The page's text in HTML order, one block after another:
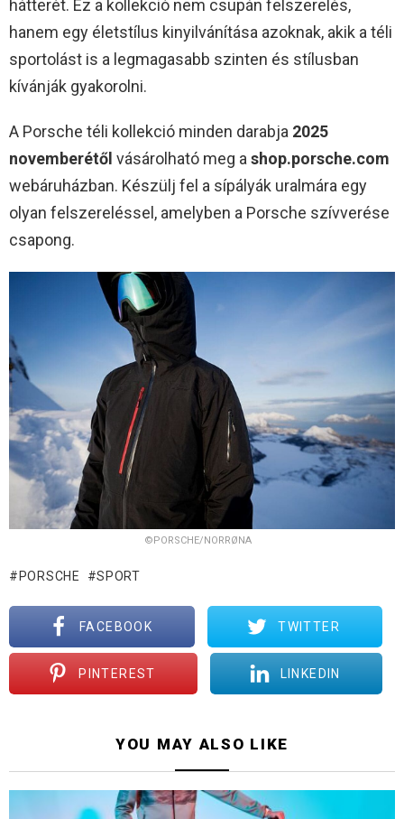
hátterét. Ez a kollekció nem csupán felszerelés,
hanem egy életstílus kinyilvánítása azoknak, akik a téli
sportolást is a legmagasabb szinten és stílusban
kívánják gyakorolni.
A Porsche téli kollekció minden darabja 2025
novemberétől vásárolható meg a shop.porsche.com
webáruházban. Készülj fel a sípályák uralmára egy
olyan felszereléssel, amelyben a Porsche szívverése
csapong.
©PORSCHE/NORRØNA
PORSCHE SPORT
FACEBOOK TWITTER
PINTEREST LINKEDIN
YOU MAY ALSO LIKE